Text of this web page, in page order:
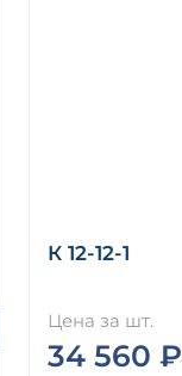
К 12-12-1
Цена за шт.
34 560 ₽